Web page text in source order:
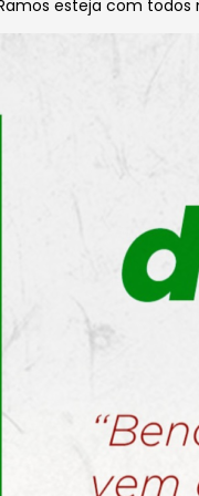
esteja com todos